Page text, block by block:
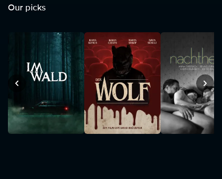
Our picks